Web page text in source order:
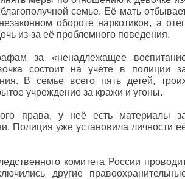
семье. Её мать
обороте наркотиков, а
из-за её проблемного поведения.
за «ненадлежащее
состоит на учёте в полиции
В семье всего пять детей,
учреждение за кражи и угоны.
права, у неё есть материалы
Полиция уже установила личности
комитета России
другие